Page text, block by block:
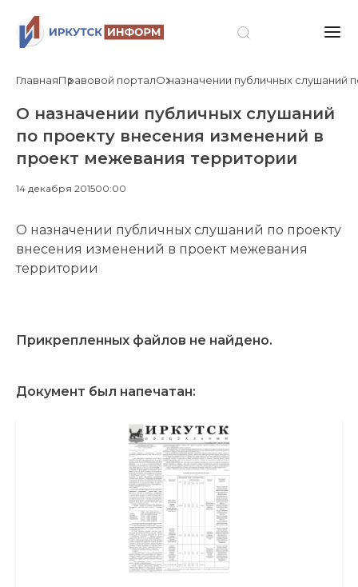
ГлавнаяПравовой порталО назначении публичных слушаний
О назначении публичных слушаний
по проекту внесения изменений в
проект межевания территории
14 декабря 201500:00
О назначении публичных слушаний по проекту
внесения изменений в проект межевания
территории
Прикрепленных файлов не найдено.
Документ был напечатан: